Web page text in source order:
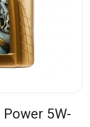
Power 5W-